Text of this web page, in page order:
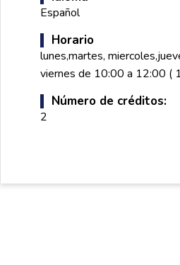
Español
Horario
lunes,martes,
viernes de 10:00 a 12:00 (
Número de créditos:
2